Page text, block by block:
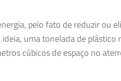
pelo fato de reduzir ou
uma tonelada de
cúbicos de espaço no